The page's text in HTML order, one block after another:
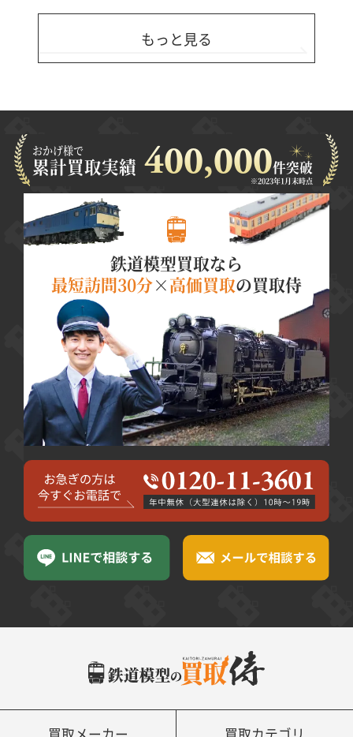
もっと見る
おかげ様で
累計買取実績 400,000件突破
※2023年1月末時点
鉄道模型買取なら
最短訪問30分×高価買取の買取侍